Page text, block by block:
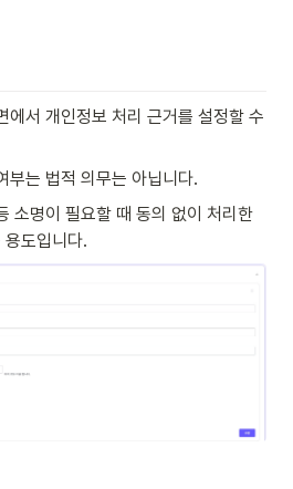
에서 개인정보 처리 근거를 설정할 수
부는 법적 의무는 아닙니다.
소명이 필요할 때 동의 없이 처리한
도입니다.